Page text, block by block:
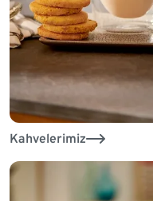
Kahvelerimiz